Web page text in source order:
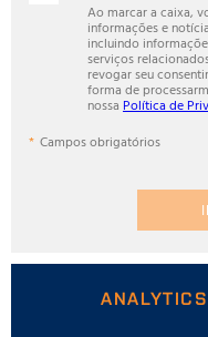
Ao marcar a caixa,
informações e
incluindo
serviços
revogar seu
forma de
nossa Política de
Campos obrigatórios